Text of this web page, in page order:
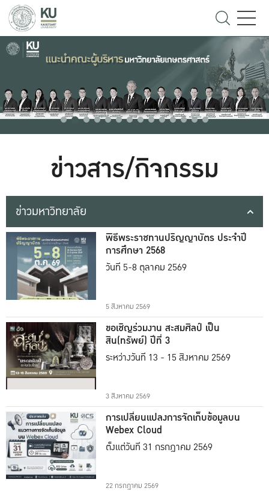
ข่าวสาร/กิจกรรม
ข่าวมหาวิทยาลัย
พิธีพระราชทานปริญญาบัตร ประจำปี
การศึกษา 2568
วันที่ 5-8 ตุลาคม 2569
5 สิงหาคม 2569
ขอเชิญร่วมงาน สะสมศิลป์ เป็น
สิน(ทรัพย์) ปีที่ 3
ระหว่างวันที่ 13 - 15 สิงหาคม 2569
3 สิงหาคม 2569
การเปลี่ยนแปลงการจัดเก็บข้อมูลบน
Webex Cloud
ตั้งแต่วันที่ 31 กรกฎาคม 2569
22 กรกฎาคม 2569